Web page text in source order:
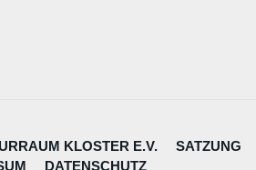
KLOSTER E.V.
SATZUNG
DATENSCHUTZ